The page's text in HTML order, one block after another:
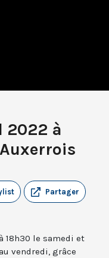
2022 à
Partager
18h30 le samedi et
vendredi, grâce